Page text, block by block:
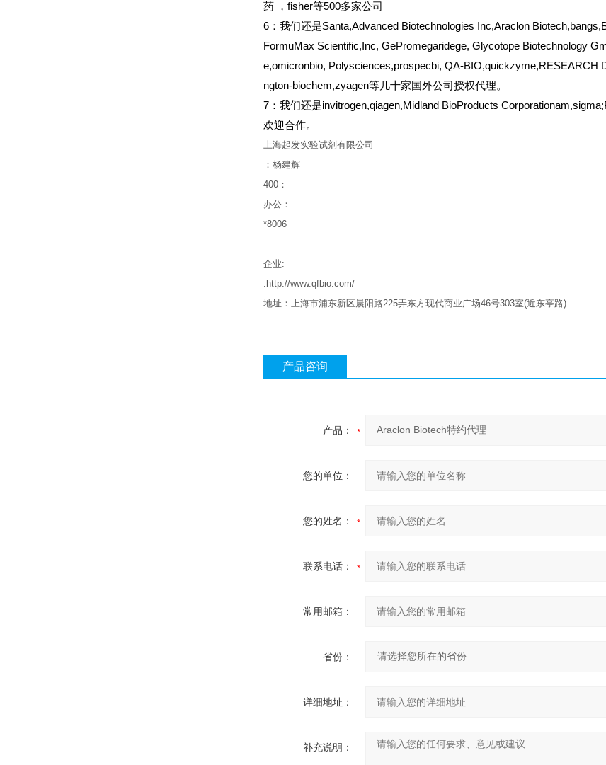
药
，fisher等500多家公司
6 ：我们还是Santa,Advanced Biotechnologies Inc,Araclon
FormuMax Scientific,Inc, GePromegaridege, Glycotope Biotechnology
e,omicronbio, Polysciences,prospecbi, QA-BIO,quickzyme,RESEARCH
ngton-biochem,zyagen等几十家国外公司授权代理。
7：我们还是invitrogen,qiagen,Midland BioProducts
欢迎合作。
上海起发实验试剂有限公司
：杨建辉
400 ：
办公：
*8006
企业:
:http://www.qfbio.com/
地址：上海市浦东新区晨阳路225弄东方现代商业广场46号303室(近东亭路)
产品咨询
产品：
您的单位：
您的姓名：
联系电话：
常用邮箱：
省份：
详细地址：
补充说明：